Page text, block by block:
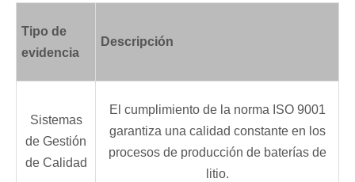
Tipo de
evidencia
Descripción
Sistemas
de Gestión
de Calidad
El cumplimiento de la norma ISO 9001
garantiza una calidad constante en los
procesos de producción de baterías de
litio.